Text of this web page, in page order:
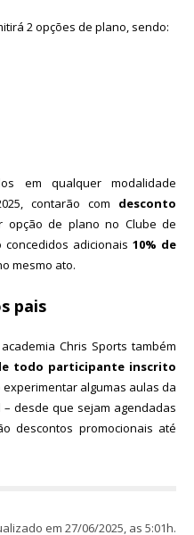
2 opções de plano, sendo:
em qualquer modalidade
contarão com desconto
opção de plano no Clube de
concedidos adicionais 10% de
mesmo ato.
pais
Chris Sports também
todo participante inscrito
algumas aulas da
desde que sejam agendadas
descontos promocionais até
em 27/06/2025, as 5:01h.